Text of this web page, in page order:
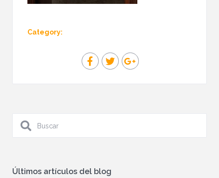
Category:
Últimos artículos del blog